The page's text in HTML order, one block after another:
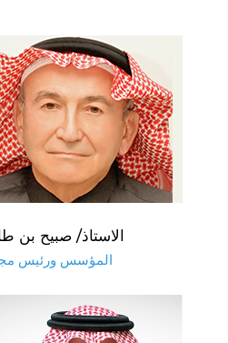
الاستاذ/ صبيح بن
المؤسس ورئيس